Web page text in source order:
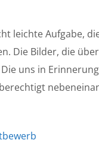
leichte Aufgabe,
Die Bilder, die
uns in